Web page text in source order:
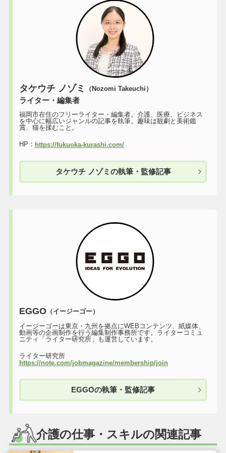
タケウチ ノゾミ （Nozomi Takeuchi）
ライター・編集者
福岡市在住のフリーライター・編集者。介護、医療、ビジネス
を中心に幅広いジャンルの記事を執筆。趣味は観劇と美術鑑
賞、猫を揉むこと。
HP： https://fukuoka-kurashi.com/
タケウチ ノゾミの執筆・監修記事
EGGO（イージーゴー）
イージーゴーは東京・九州を拠点にWEBコンテンツ、紙媒体、
動画等の企画制作を行う編集制作事務所です。ライターコミュ
ニティ「ライター研究所」も運営しています。
ライター研究所
https://note.com/jobmagazine/membership/join
EGGOの執筆・監修記事
介護の仕事・スキルの関連記事